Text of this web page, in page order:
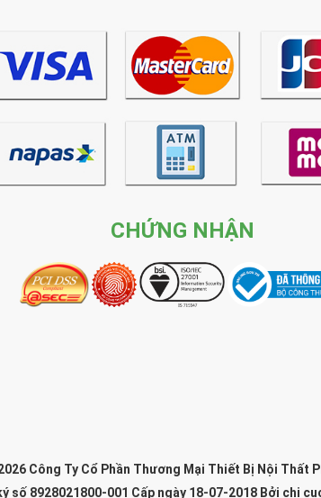
CHỨNG NHẬN
Công Ty Cổ Phần Thương Mại Thiết Bị Nội Thất
số 8928021800-001 Cấp ngày 18-07-2018 Bởi chi